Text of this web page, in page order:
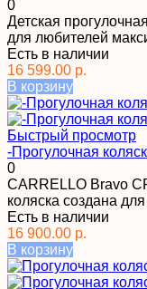
0
Детская
для любителей
Есть в наличии
16 599.00 р.
В корзину
Быстрый просмотр
-Прогулочная
0
CARRELLO Bravo
коляска создана
Есть в наличии
16 900.00 р.
В корзину